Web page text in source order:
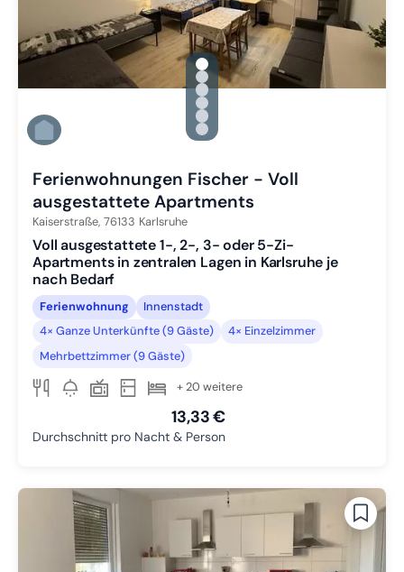
gallery.slide_selector
Zu Slide 1 wechseln
Zu Slide 2 wechseln
Zu Slide 3 wechseln
Zu Slide 4 wechseln
Zu Slide 5 wechseln
Zu Slide 6 wechseln
Ferienwohnungen Fischer - Voll
ausgestattete Apartments
Kaiserstraße, 76133 Karlsruhe
Voll ausgestattete 1-, 2-, 3- oder 5-Zi-
Apartments in zentralen Lagen in Karlsruhe je
nach Bedarf
Ferienwohnung
Innenstadt
4× Ganze Unterkünfte (9 Gäste)
4× Einzelzimmer
Mehrbettzimmer (9 Gäste)
+ 20 weitere
13,33 €
Durchschnitt pro Nacht & Person